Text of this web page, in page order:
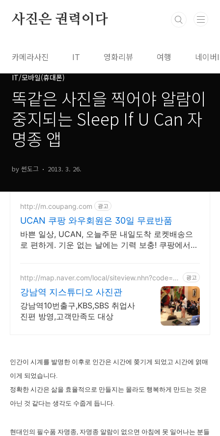
사진은 권력이다
카메라사진 IT 영화리뷰 여행 네이
IT/모바일(휴대폰)
똑같은 사진을 찍어야 알람이
중지되는 Sleep If U Can 자
명종 앱
by 썬도그 2013. 3. 26.
http://m.coupang.com 광고
UCAN 쿠팡 와우회원은 30일 무료반품
바쁜 일상, UCAN, 오늘주문 내일도착 로켓배송으
로 편하게. 기운 없는 날에는 기력 보충! 쿠팡에서
http://map.naver.com/local/siteview.nhn?code=21
광고
강남역 지스튜디오 사진관
강남역10번출구,KBS,SBS 취업사
진편 방영,고객만족도 대상
인간이 시계를 발명한 이후로 인간은 시간에 쫒기게 되었고 시간에 얽매
이게 되었습니다.
정확한 시간은 삶을 효율적으로 만들지는 몰라도 행복하게 만드는 것은
아닌 것 같다는 생각도 수줍게 듭니다.
현대인의 필수품 자명종, 자명종 알람이 없으면 아침에 못 일어나는 분들